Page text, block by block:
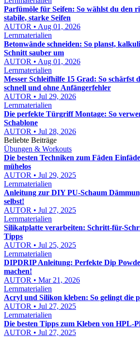
Parfümöle für Seifen: So wählst du den
stabile, starke Seifen
AUTOR • Aug 01, 2026
Lernmaterialien
Betonwände schneiden: So planst,
Schnitt sauber um
AUTOR • Aug 01, 2026
Lernmaterialien
Messer Schleifhilfe 15 Grad: So schärfst
schnell und ohne Anfängerfehler
AUTOR • Jul 29, 2026
Lernmaterialien
Die perfekte Türgriff Montage: So
Schablone
AUTOR • Jul 28, 2026
Beliebte Beiträge
Übungen & Workouts
Die besten Techniken zum Fäden
mühelos
AUTOR • Jul 29, 2025
Lernmaterialien
Anleitung zur DIY PU-Schaum
selbst!
AUTOR • Jul 27, 2025
Lernmaterialien
Silikatplatte verarbeiten: Schritt-für-
Tipps
AUTOR • Jul 25, 2025
Lernmaterialien
DIPDRIP Anleitung: Perfekte Dip
machen!
AUTOR • Mar 21, 2026
Lernmaterialien
Acryl und Silikon kleben: So gelingt die
AUTOR • Jul 27, 2025
Lernmaterialien
Die besten Tipps zum Kleben von HPL-
AUTOR • Jul 27, 2025